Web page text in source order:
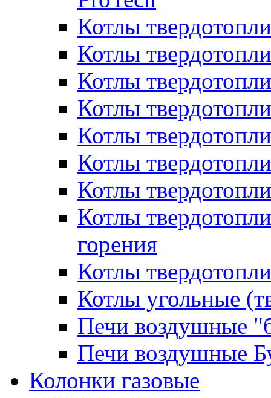
Котлы
Котлы
Котлы
Котлы
Котлы
Котлы
Котлы
Котлы
горения
Котлы
Котлы угольные
Печи воздушные
Печи воздушные
Колонки газовые